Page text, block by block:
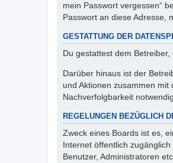
mein Passwort vergessen“
Passwort an diese Adresse,
GESTATTUNG DER
Du gestattest dem
Darüber hinaus ist der
und Aktionen zusammen
Nachverfolgbarkeit
REGELUNGEN BEZÜGLICH
Zweck eines Boards ist es,
Internet öffentlich
Benutzer, Administratoren